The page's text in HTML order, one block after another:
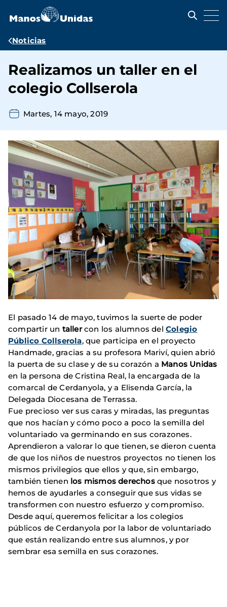
contenido
Ruta
navegación
Noticias
Realizamos un taller en el
colegio Collserola
Martes, 14 mayo, 2019
El pasado 14 de mayo, tuvimos la suerte de poder
compartir un tallercon los alumnos delColegio
Público Collserola, que participa en el proyecto
Handmade, gracias a su profesora Mariví, quien abrió
la puerta de su clase y de su corazón a Manos Unidas
en la persona de Cristina Real, la encargada de la
comarcal de Cerdanyola, y a Elisenda García, la
Delegada Diocesana de Terrassa.
Fue precioso ver sus caras y miradas, las preguntas
que nos hacían y cómo poco a poco la semilla del
voluntariado va germinando en sus corazones.
Aprendieron a valorar lo que tienen, se dieron cuenta
de que los niños de nuestros proyectos no tienen los
mismos privilegios que ellos y que, sin embargo,
también tienen los mismos derechosque nosotros y
hemos de ayudarles a conseguir que sus vidas se
transformen con nuestro esfuerzo y compromiso.
Desde aquí, queremos felicitar a los colegios
públicos de Cerdanyola por la labor de voluntariado
que están realizando entre sus alumnos, y por
sembrar esa semilla en sus corazones.